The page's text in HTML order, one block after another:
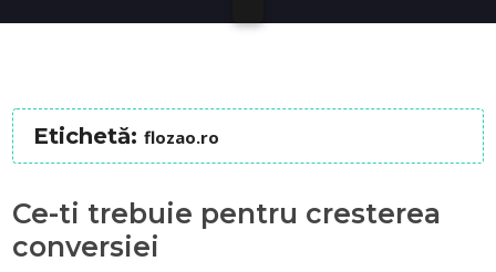
Etichetă:flozao.ro
Ce-ti trebuie pentru cresterea
conversiei